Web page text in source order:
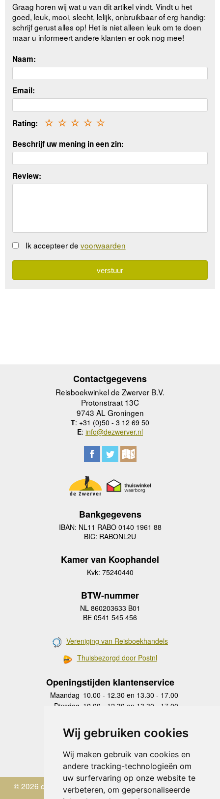
Wij gebruiken cookies
Wij maken gebruik van cookies en
andere tracking-technologieën om
uw surfervaring op onze website te
verbeteren, om gepersonaliseerde
Graag horen wij wat u van dit artikel vindt. Vindt u het
goed, leuk, mooi, slecht, lelijk, onbruikbaar of erg handig:
schrijf gerust alles op! Het is niet alleen leuk om te doen
maar u informeert andere klanten er ook nog mee!
Naam:
Email:
Rating: ☆
☆
☆
☆
☆
Beschrijf uw mening in een zin:
Review:
Ik accepteer de voorwaarden
Contactgegevens
Reisboekwinkel de Zwerver B.V.
Protonstraat 13C
9743 AL Groningen
T: +31 (0)50 - 3 12 69 50
E: info@dezwerver.nl
Bankgegevens
IBAN: NL11 RABO 0140 1961 88
BIC: RABONL2U
Kamer van Koophandel
Kvk: 75240440
BTW-nummer
NL 860203633 B01
BE 0541 545 456
Vereniging van Reisboekhandels
Thuisbezorgd door Postnl
Openingstijden klantenservice
Maandag 10.00 - 12.30 en 13.30 - 17.00
Dinsdag 10.00 - 12.30 en 13.30 - 17.00
Donderdag
10.00 - 12.30 en 13.30 - 17.00
Vrijdag 10.00 - 12.30 en 13.30 - 17.00
Zaterdag
gesloten
Zondag gesloten
© 2026 de Zwerver